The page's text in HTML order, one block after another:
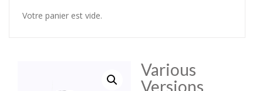
Votre panier est vide.
Various
Versions